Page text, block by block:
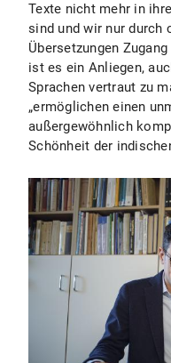
Texte nicht mehr in
sind und wir nur durch
Übersetzungen
ist es ein Anliegen,
Sprachen vertraut zu
„ermöglichen einen
außergewöhnlich
Schönheit der